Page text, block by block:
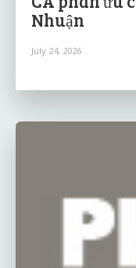
Nhuận
July 24, 2026